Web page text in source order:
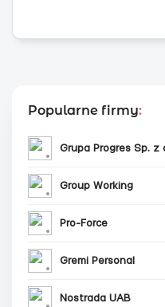
Popularne firmy:
Grupa Progres Sp. z
Group Working
Pro-Force
Gremi Personal
Nostrada UAB